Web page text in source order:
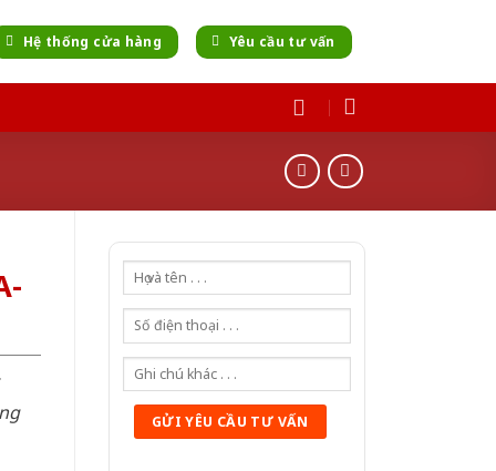
Hệ thống cửa hàng Yêu cầu tư vấn